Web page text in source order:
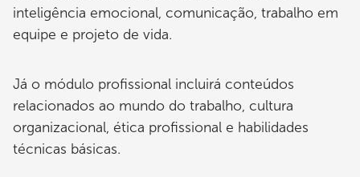
inteligência emocional, comunicação, trabalho em
equipe e projeto de vida.
Já o módulo profissional incluirá conteúdos
relacionados ao mundo do trabalho, cultura
organizacional, ética profissional e habilidades
técnicas básicas.